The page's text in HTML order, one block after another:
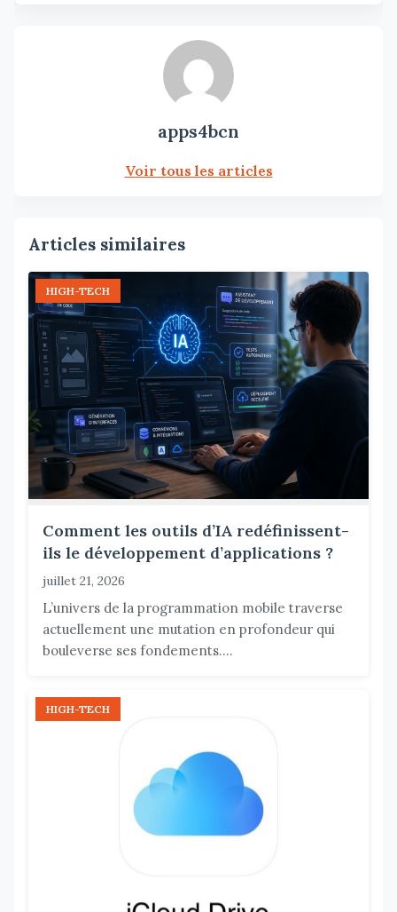
apps4bcn
Voir tous les articles
Articles similaires
HIGH-TECH
Comment les outils d’IA redéfinissent-
ils le développement d’applications ?
juillet 21, 2026
L’univers de la programmation mobile traverse
actuellement une mutation en profondeur qui
bouleverse ses fondements....
HIGH-TECH